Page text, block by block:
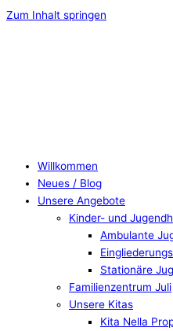
Zum Inhalt springen
Willkommen
Neues / Blog
Unsere Angebote
Kinder- und
Ambulante
Stationäre
Familienzentrum Juli
Unsere Kitas
Kita Nella